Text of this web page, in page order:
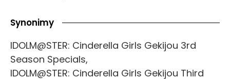
Synonimy
IDOLM@STER: Cinderella Girls Gekijou 3rd
Season Specials,
IDOLM@STER: Cinderella Girls Gekijou Third